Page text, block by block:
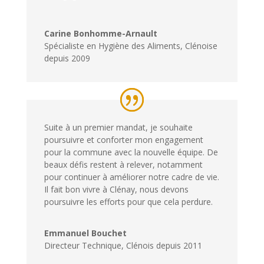
Carine Bonhomme-Arnault
Spécialiste en Hygiène des Aliments, Clénoise
depuis 2009
Suite à un premier mandat, je souhaite
poursuivre et conforter mon engagement
pour la commune avec la nouvelle équipe. De
beaux défis restent à relever, notamment
pour continuer à améliorer notre cadre de vie.
Il fait bon vivre à Clénay, nous devons
poursuivre les efforts pour que cela perdure.
Emmanuel Bouchet
Directeur Technique, Clénois depuis 2011